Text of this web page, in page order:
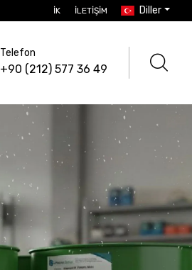
İK İLETIŞIM Diller
Telefon
+90 (212) 577 36 49